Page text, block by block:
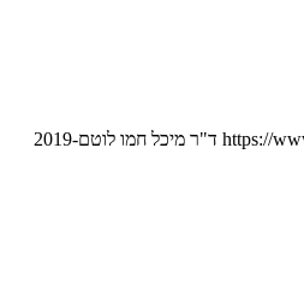
https:// ד"ר מיכל חמו לוטם2019-